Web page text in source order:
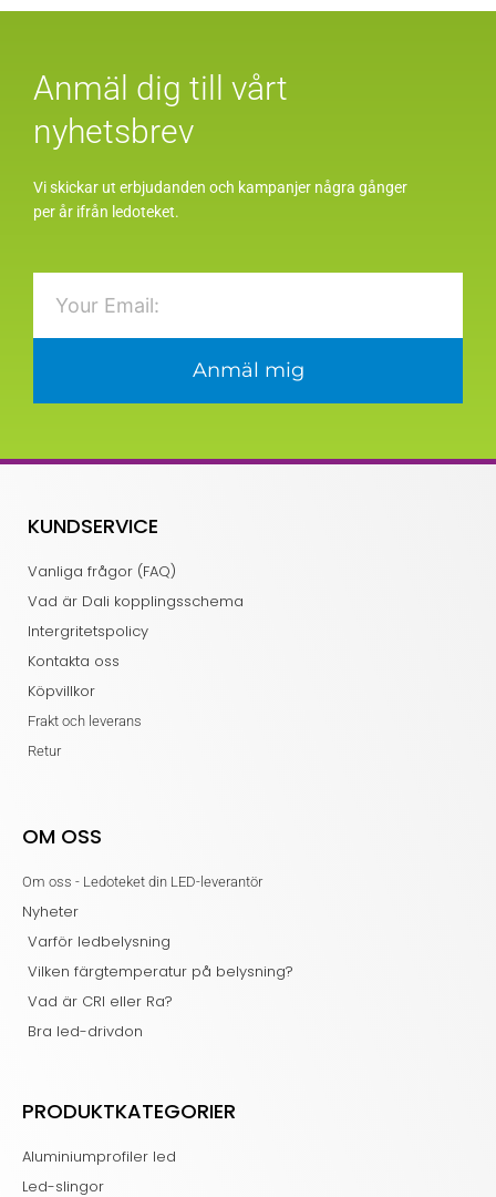
Anmäl dig till vårt
nyhetsbrev
Vi skickar ut erbjudanden och kampanjer några gånger
per år ifrån ledoteket.
Anmäl mig
KUNDSERVICE
Vanliga frågor (FAQ)
Vad är Dali kopplingsschema
Intergritetspolicy
Kontakta oss
Köpvillkor
Frakt och leverans
Retur
OM OSS
Om oss - Ledoteket din LED-leverantör
Nyheter
Varför ledbelysning
Vilken färgtemperatur på belysning?
Vad är CRI eller Ra?
Bra led-drivdon
PRODUKTKATEGORIER
Aluminiumprofiler led
Led-slingor